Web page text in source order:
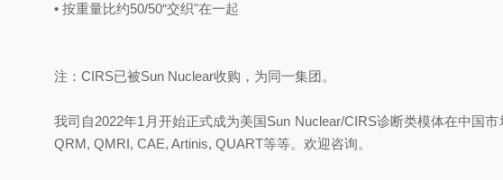
• 按重量比约50/50“交织"在一起
注：CIRS已被Sun Nuclear收购，为同一集团。
我司自2022年1月开始正式成为美国Sun Nuclear/CIRS诊断类模体在中国
QRM, QMRI, CAE, Artinis, QUART等等。欢迎咨询。